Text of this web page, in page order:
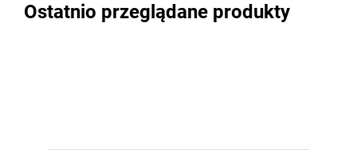
Ostatnio przeglądane produkty